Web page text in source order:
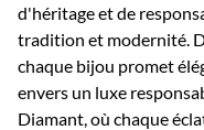
d'héritage et de
tradition et modernité.
chaque bijou promet
envers un luxe
Diamant, où chaque